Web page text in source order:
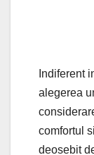
Indiferent
alegerea
comfortul
deosebit